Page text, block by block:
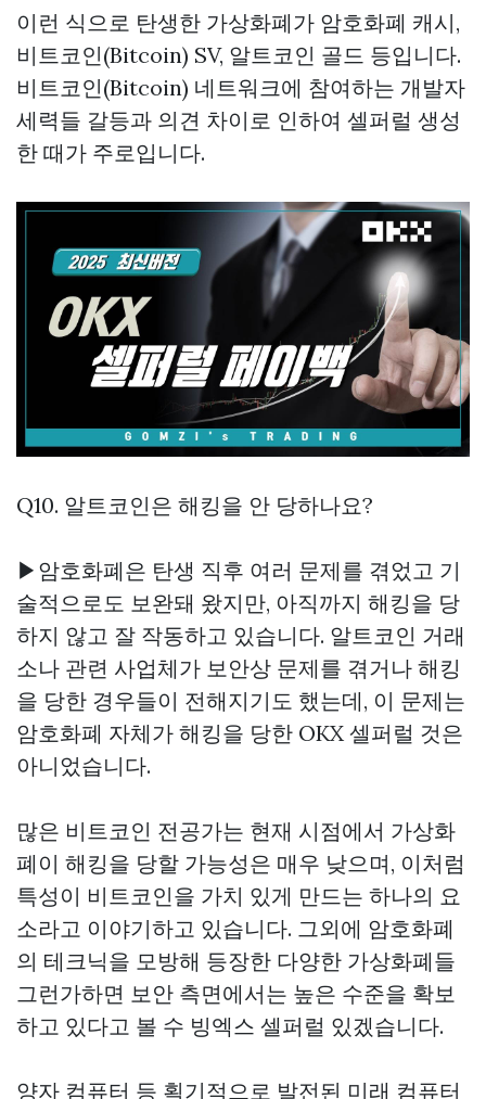
이런 식으로 탄생한 가상화폐가 암호화폐 캐시,
비트코인(Bitcoin) SV, 알트코인 골드 등입니다.
비트코인(Bitcoin) 네트워크에 참여하는 개발자
세력들 갈등과 의견 차이로 인하여 셀퍼럴 생성
한 때가 주로입니다.
Q10. 알트코인은 해킹을 안 당하나요?
▶암호화폐은 탄생 직후 여러 문제를 겪었고 기
술적으로도 보완돼 왔지만, 아직까지 해킹을 당
하지 않고 잘 작동하고 있습니다. 알트코인 거래
소나 관련 사업체가 보안상 문제를 겪거나 해킹
을 당한 경우들이 전해지기도 했는데, 이 문제는
암호화폐 자체가 해킹을 당한 OKX 셀퍼럴 것은
아니었습니다.
많은 비트코인 전공가는 현재 시점에서 가상화
폐이 해킹을 당할 가능성은 매우 낮으며, 이처럼
특성이 비트코인을 가치 있게 만드는 하나의 요
소라고 이야기하고 있습니다. 그외에 암호화폐
의 테크닉을 모방해 등장한 다양한 가상화폐들
그런가하면 보안 측면에서는 높은 수준을 확보
하고 있다고 볼 수 빙엑스 셀퍼럴 있겠습니다.
양자 컴퓨터 등 획기적으로 발전된 미래 컴퓨터